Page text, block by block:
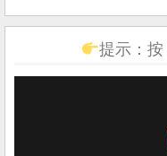
提示：按